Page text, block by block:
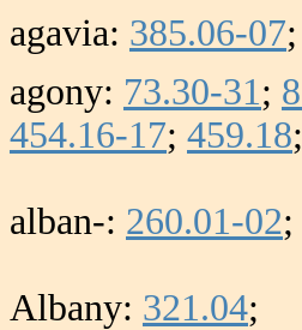
agavia: 385.06-07;
agony: 73.30-31;
454.16-17; 459.18;
alban-: 260.01-02;
Albany: 321.04;